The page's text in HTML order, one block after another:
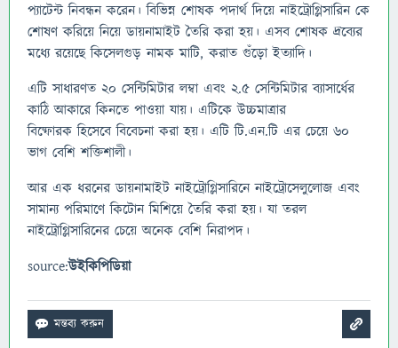
প্যাটেন্ট নিবন্ধন করেন। বিভিন্ন শোষক পদার্থ দিয়ে নাইট্রোগ্লিসারিন কে
শোষণ করিয়ে নিয়ে ডায়নামাইট তৈরি করা হয়। এসব শোষক দ্রব্যের
মধ্যে রয়েছে কিসেলগুড় নামক মাটি, করাত গুঁড়ো ইত্যাদি।
এটি সাধারণত ২০ সেন্টিমিটার লম্বা এবং ২.৫ সেন্টিমিটার ব্যাসার্ধের
কাঠি আকারে কিনতে পাওয়া যায়। এটিকে উচ্চমাত্রার
বিষ্ফোরক হিসেবে বিবেচনা করা হয়। এটি টি.এন.টি এর চেয়ে ৬০
ভাগ বেশি শক্তিশালী।
আর এক ধরনের ডায়নামাইট নাইট্রোগ্লিসারিনে নাইট্রোসেলুলোজ এবং
সামান্য পরিমাণে কিটোন মিশিয়ে তৈরি করা হয়। যা তরল
নাইট্রোগ্লিসারিনের চেয়ে অনেক বেশি নিরাপদ।
source:উইকিপিডিয়া